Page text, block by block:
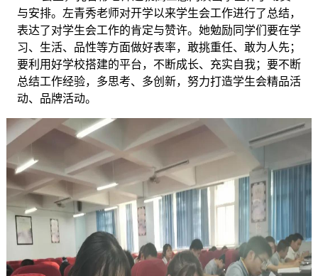
与安排。左青秀老师对开学以来学生会工作进行了总结，
表达了对学生会工作的肯定与赞许。她勉励同学们要在学
习、生活、品性等方面做好表率，敢挑重任、敢为人先；
要利用好学校搭建的平台，不断成长、充实自我；要不断
总结工作经验，多思考、多创新，努力打造学生会精品活
动、品牌活动。